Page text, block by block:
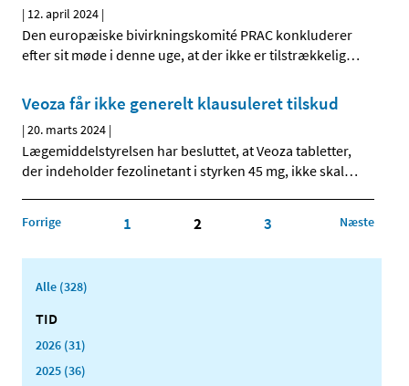
| 12. april 2024 |
Den europæiske bivirkningskomité PRAC konkluderer
efter sit møde i denne uge, at der ikke er tilstrækkelig…
Veoza får ikke generelt klausuleret tilskud
|20. marts 2024 |
Lægemiddelstyrelsen har besluttet, at Veoza tabletter,
der indeholder fezolinetant i styrken 45 mg, ikke skal…
Forrige 1 2 3 Næste
Alle (328)
TID
2026 (31)
2025 (36)